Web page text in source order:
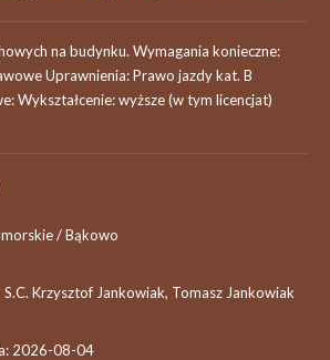
na budynku. Wymagania konieczne:
Uprawnienia: Prawo jazdy kat. B
Wykształcenie: wyższe (w tym licencjat)
/ Bąkowo
S.C. Krzysztof Jankowiak, Tomasz Jankowiak
2026-08-04